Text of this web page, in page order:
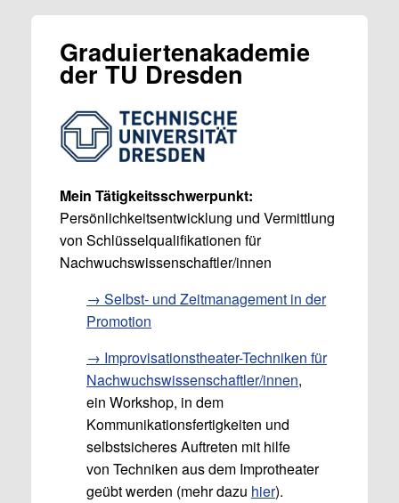
Graduiertenakademie
der TU Dresden
Mein Tätigkeitsschwerpunkt:
Persönlichkeitsentwicklung und Vermittlung
von Schlüsselqualifikationen für
Nachwuchswissenschaftler/innen
→ Selbst- und Zeitmanagement in der
Promotion
→ Improvisationstheater-Techniken für
Nachwuchswissenschaftler/innen,
ein Workshop, in dem
Kommunikationsfertigkeiten und
selbstsicheres Auftreten mit hilfe
von Techniken aus dem Improtheater
geübt werden (mehr dazu hier).